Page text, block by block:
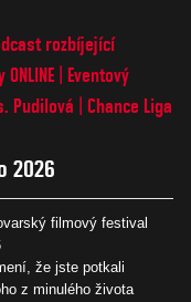
rozbíjející
Eventový
Pudilová
Chance Liga
2026
filmový festival
že jste potkali
z minulého života